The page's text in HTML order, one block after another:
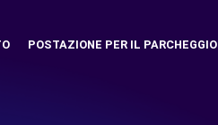
POSTAZIONE PER IL PARCHEGGIO